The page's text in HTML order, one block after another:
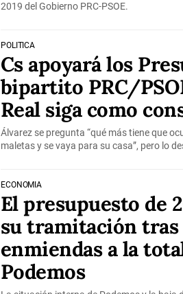
2019 del Gobierno PRC-PSOE.
POLÍTICA
Cs apoyará los
bipartito PRC/
Real siga como
Álvarez se pregunta “qué más tiene que
maletas y se vaya para su casa”, pero lo
ECONOMÍA
El presupuesto de
su tramitación tras
enmiendas a la
Podemos